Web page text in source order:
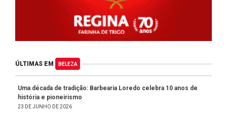
ÚLTIMAS EM BELEZA
Uma década de tradição: Barbearia Loredo celebra 10 anos de
história e pioneirismo
23 DE JUNHO DE 2026